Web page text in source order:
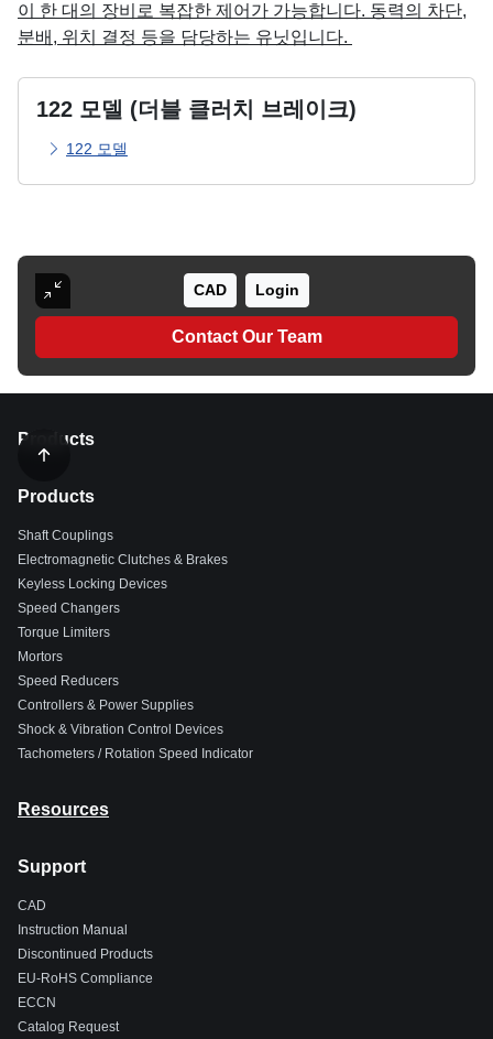
이 한 대의 장비로 복잡한 제어가 가능합니다. 동력의 차단,
분배, 위치 결정 등을 담당하는 유닛입니다.
122 모델 (더블 클러치 브레이크)
122 모델
CAD Login
Contact Our Team
Products
Products
Shaft Couplings
Electromagnetic Clutches & Brakes
Keyless Locking Devices
Speed Changers
Torque Limiters
Mortors
Speed Reducers
Controllers & Power Supplies
Shock & Vibration Control Devices
Tachometers / Rotation Speed Indicator
Resources
Support
CAD
Instruction Manual
Discontinued Products
EU-RoHS Compliance
ECCN
Catalog Request